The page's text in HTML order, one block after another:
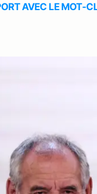
AVEC LE MOT-